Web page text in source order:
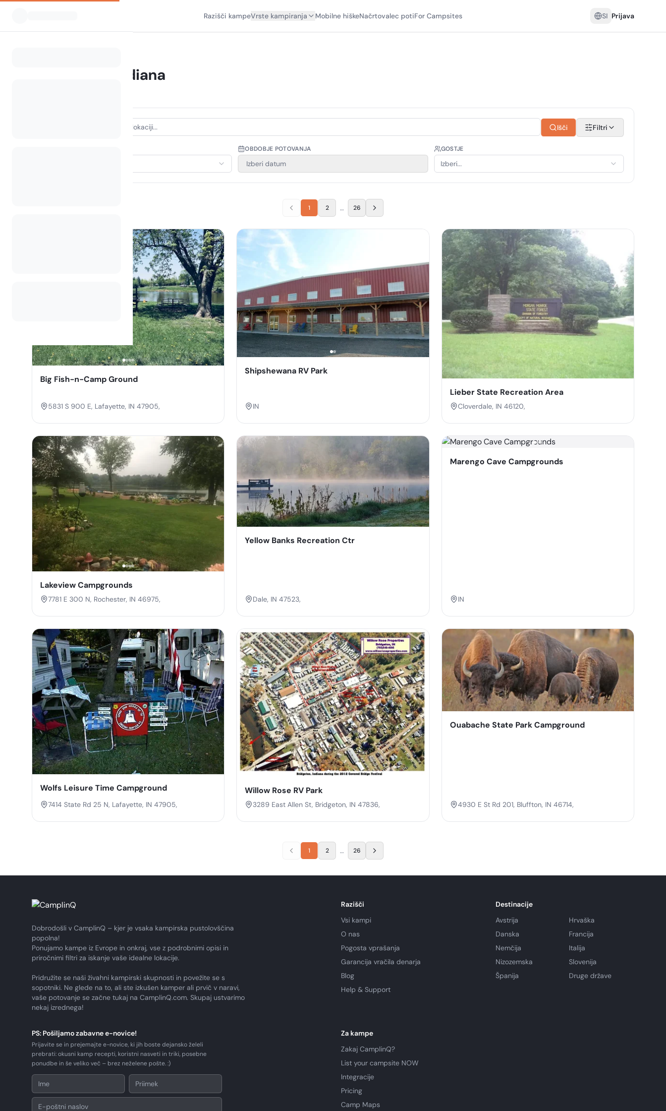
Razišči kampeVrste kampiranja Mobilne hiškeNačrtovalec potiFor Campsites SI Prijava
Camping Indiana
Išči Filtri
OBDOBJE POTOVANJA
Izberi datum
GOSTJE
Izberi...
1 2 … 26
Big Fish-n-Camp Ground
5831 S 900 E, Lafayette, IN 47905,
Shipshewana RV Park
IN
Lieber State Recreation Area
Cloverdale, IN 46120,
Lakeview Campgrounds
7781 E 300 N, Rochester, IN 46975,
Yellow Banks Recreation Ctr
Dale, IN 47523,
Marengo Cave Campgrounds
IN
Wolfs Leisure Time Campground
7414 State Rd 25 N, Lafayette, IN 47905,
Willow Rose RV Park
3289 East Allen St, Bridgeton, IN 47836,
Ouabache State Park Campground
4930 E St Rd 201, Bluffton, IN 46714,
1 2 … 26
Dobrodošli v CamplinQ – kjer je vsaka kampirska pustolovščina
popolna!
Ponujamo kampe iz Evrope in onkraj, vse z podrobnimi opisi in
priročnimi filtri za iskanje vaše idealne lokacije.
Pridružite se naši živahni kampirski skupnosti in povežite se s
sopotniki. Ne glede na to, ali ste izkušen kamper ali prvič v naravi,
vaše potovanje se začne tukaj na CamplinQ.com. Skupaj ustvarimo
nekaj izrednega!
Razišči
Vsi kampi
O nas
Pogosta vprašanja
Garancija vračila denarja
Blog
Help & Support
Destinacije
Avstrija
Hrvaška
Danska
Francija
Nemčija
Italija
Nizozemska
Slovenija
Španija
Druge države
PS: Pošiljamo zabavne e-novice!
Prijavite se in prejemajte e-novice, ki jih boste dejansko želeli
prebrati: okusni kamp recepti, koristni nasveti in triki, posebne
ponudbe in še veliko več – brez neželene pošte. :)
Za kampe
Zakaj CamplinQ?
List your campsite NOW
Integracije
Pricing
Camp Maps